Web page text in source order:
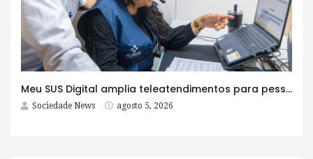
Meu SUS Digital amplia teleatendimentos para pessoas com problemas com jogos e apostas
Sociedade News agosto 5, 2026